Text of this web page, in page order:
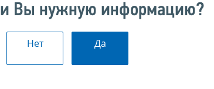
Вы нужную информацию?
Нет Да